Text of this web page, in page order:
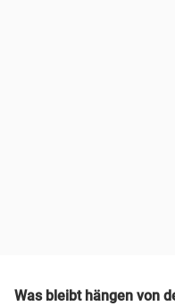
Was bleibt hängen von